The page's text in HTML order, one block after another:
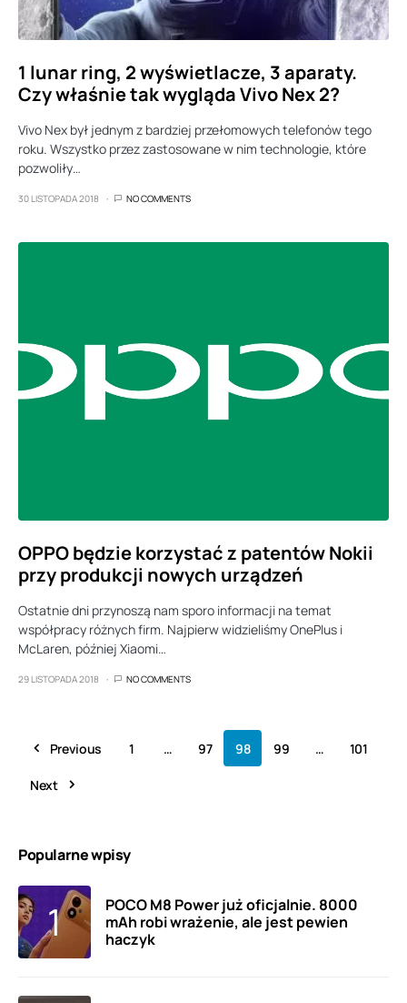
1 lunar ring, 2 wyświetlacze, 3 aparaty.
Czy właśnie tak wygląda Vivo Nex 2?
Vivo Nex był jednym z bardziej przełomowych telefonów tego
roku. Wszystko przez zastosowane w nim technologie, które
pozwoliły…
30 LISTOPADA 2018 NO COMMENTS
OPPO będzie korzystać z patentów Nokii
przy produkcji nowych urządzeń
Ostatnie dni przynoszą nam sporo informacji na temat
współpracy różnych firm. Najpierw widzieliśmy OnePlus i
McLaren, później Xiaomi…
29 LISTOPADA 2018 NO COMMENTS
Previous 1 … 97 98 99 … 101
Next
Popularne wpisy
POCO M8 Power już oficjalnie. 8000
mAh robi wrażenie, ale jest pewien
haczyk